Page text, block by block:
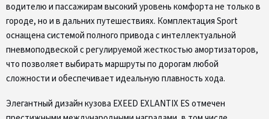
водителю и пассажирам высокий уровень комфорта не только в
городе, но и в дальних путешествиях. Комплектация Sport
оснащена системой полного привода с интеллектуальной
пневмоподвеской c регулируемой жесткостью амортизаторов,
что позволяет выбирать маршруты по дорогам любой
сложности и обеспечивает идеальную плавность хода.
Элегантный дизайн кузова EXEED EXLANTIX ES отмечен